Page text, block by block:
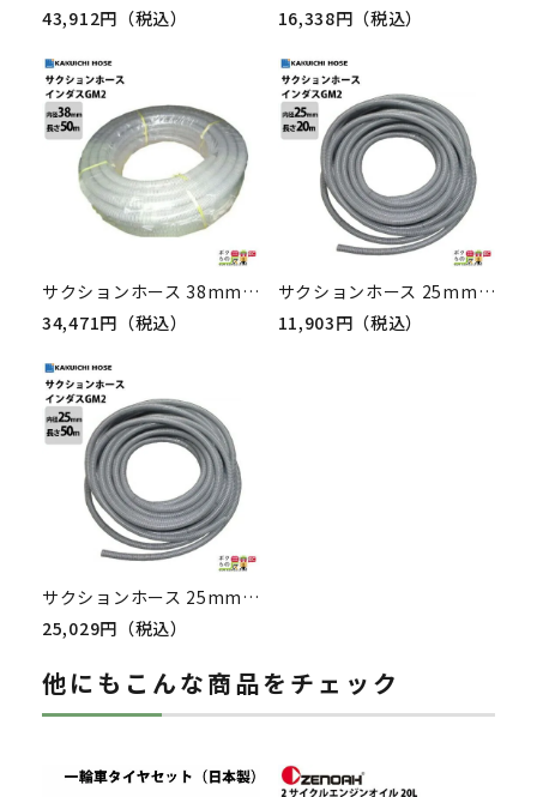
43,912円（税込） 16,338円（税込）
サクションホース 38mm 50m 0.4MPa インダス GM2 土木 水 泥水 泥 砂 保形性 内面平滑 軽量 農業 工業 土木 建築 吸水 排水 粉流体 輸送 透明 ホース カクイチ
34,471円（税込）
サクションホース 25mm 20m 0.6MPa インダス GM2 土木 水 泥水 泥 砂 保形性 内面平滑 軽量 農業 工業 土木 建築 吸水 排水 粉流体 輸送 透明 ホース カクイチ
11,903円（税込）
サクションホース 25mm 50m 0.6MPa インダス GM2 土木 水 泥水 泥 砂 保形性 内面平滑 軽量 農業 工業 土木 建築 吸水 排水 粉流体 輸送 透明 ホース カクイチ
25,029円（税込）
他にもこんな商品をチェック